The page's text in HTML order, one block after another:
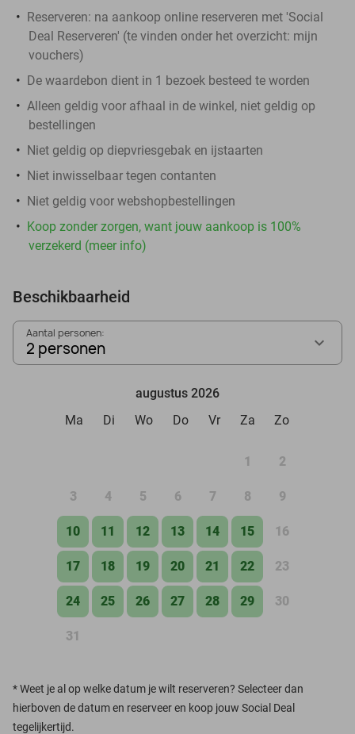
Reserveren: na aankoop online reserveren met 'Social
Deal Reserveren' (te vinden onder het overzicht: mijn
vouchers)
De waardebon dient in 1 bezoek besteed te worden
Alleen geldig voor afhaal in de winkel, niet geldig op
bestellingen
Niet geldig op diepvriesgebak en ijstaarten
Niet inwisselbaar tegen contanten
Niet geldig voor webshopbestellingen
Koop zonder zorgen, want jouw aankoop is 100%
verzekerd (meer info)
Beschikbaarheid
Aantal personen:
2 personen
augustus 2026
Ma
Di Wo Do Vr Za Zo
1 2
3 4 5 6 7 8 9
10 11 12 13 14 15 16
17 18 19 20 21 22 23
24 25 26 27 28 29 30
31
*Weet je al op welke datum je wilt reserveren? Selecteer dan
hierboven de datum en reserveer en koop jouw Social Deal
tegelijkertijd.